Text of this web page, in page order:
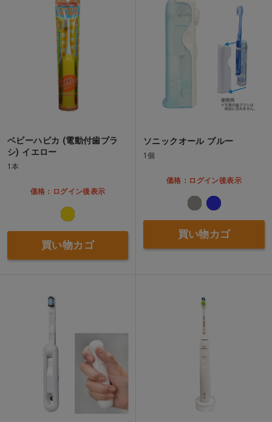
ベビーハピカ (電動付歯ブラ
シ) イエロー
1本
価格：ログイン後表示
買い物カゴ
ソニックオール ブルー
1個
価格：ログイン後表示
買い物カゴ